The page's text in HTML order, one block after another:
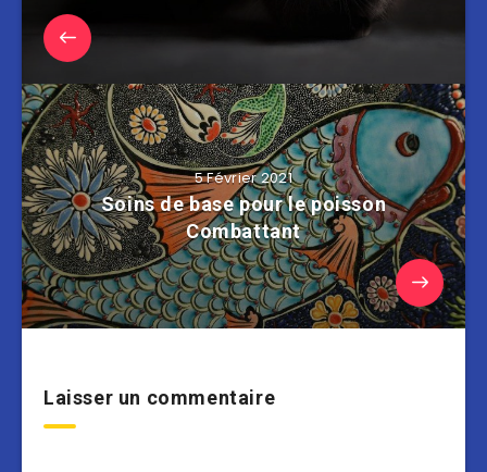
5 Février 2021
Soins de base pour le poisson
Combattant
Laisser un commentaire